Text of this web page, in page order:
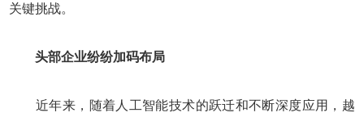
关键挑战。
头部企业纷纷加码布局
近年来，随着人工智能技术的跃迁和不断深度应用，越